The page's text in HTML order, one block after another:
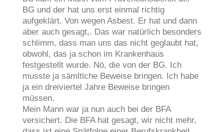
BG und der hat uns erst einmal richtig
aufgeklärt. Von wegen Asbest. Er hat und dann
aber auch gesagt,. Das war natürlich besonders
schlimm, dass man uns das nicht geglaubt hat,
obwohl, das ja schon im Krankenhaus
festgestellt wurde. Nö, die von der BG. Ich
musste ja sämltlche Beweise bringen. Ich habe
ja ein dreiviertel Jahre Beweise bringen
müssen.
Mein Mann war ja nun auch bei der BFA
versichert. Die BFA hat gesagt, wir nicht mehr,